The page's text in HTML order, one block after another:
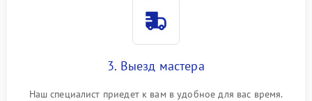
3. Выезд мастера
Наш специалист приедет к вам в удобное для вас время.